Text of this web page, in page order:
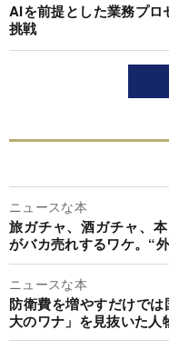
AIを前提とした業務プ
挑戦
ニュースな本
旅ガチャ、酒ガチャ、
がバカ売れするワケ。“
ニュースな本
防衛費を増やすだけで
大のワナ」を見抜いた人